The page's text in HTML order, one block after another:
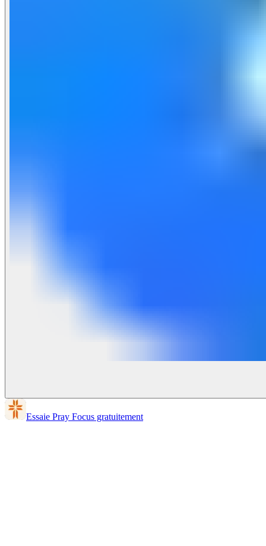
Essaie Pray Focus gratuitement